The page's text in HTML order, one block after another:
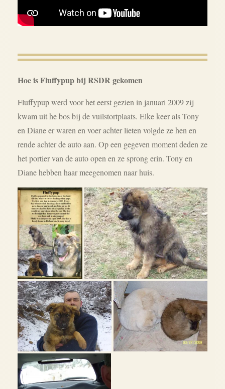
Hoe is Fluffypup bij RSDR gekomen
Fluffypup werd voor het eerst gezien in januari 2009 zij
kwam uit he bos bij de vuilstortplaats. Elke keer als Tony
en Diane er waren en voer achter lieten volgde ze hen en
rende achter de auto aan. Op een gegeven moment deden ze
het portier van de auto open en ze sprong erin. Tony en
Diane hebben haar meegenomen naar huis.